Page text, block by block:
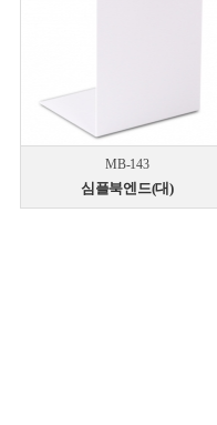
MB-143
심플북엔드(대)